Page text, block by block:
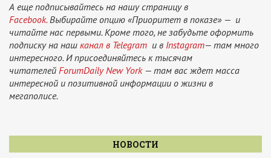
А еще подписывайтесь на нашу страницу в
Facebook.Выбирайте опцию «Приоритет в показе» — и
читайте нас первыми. Кроме того, не забудьте оформить
подписку на наш канал в Telegram и в Instagram— там много
интересного. И присоединяйтесь к тысячам
читателей ForumDaily New York— там вас ждет масса
интересной и позитивной информации о жизни в
мегаполисе.
НОВОСТИ